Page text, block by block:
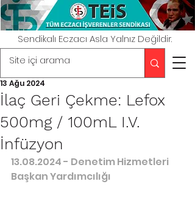
Sendikalı Eczacı Asla Yalnız Değildir.
İlaç Geri Çekme: Lefox
500mg / 100mL I.V.
İnfüzyon
13 Ağu 2024
13.08.2024 - Denetim Hizmetleri
Başkan Yardımcılığı